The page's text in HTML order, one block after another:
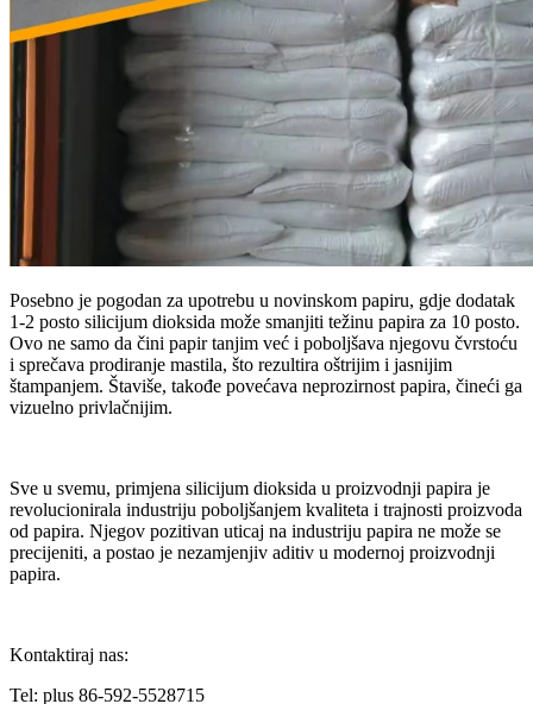
Posebno je pogodan za upotrebu u novinskom papiru, gdje dodatak
1-2 posto silicijum dioksida može smanjiti težinu papira za 10 posto.
Ovo ne samo da čini papir tanjim već i poboljšava njegovu čvrstoću
i sprečava prodiranje mastila, što rezultira oštrijim i jasnijim
štampanjem. Štaviše, takođe povećava neprozirnost papira, čineći ga
vizuelno privlačnijim.
Sve u svemu, primjena silicijum dioksida u proizvodnji papira je
revolucionirala industriju poboljšanjem kvaliteta i trajnosti proizvoda
od papira. Njegov pozitivan uticaj na industriju papira ne može se
precijeniti, a postao je nezamjenjiv aditiv u modernoj proizvodnji
papira.
Kontaktiraj nas:
Tel: plus 86-592-5528715